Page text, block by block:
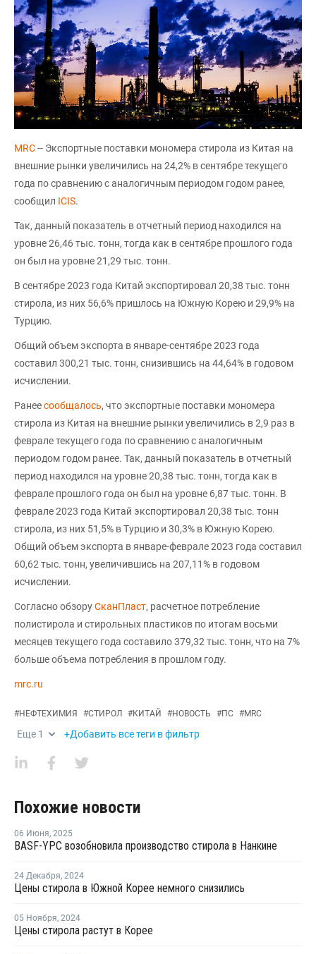
MRC-- Экспортные поставки мономера стирола из Китая на
внешние рынки увеличились на 24,2% в сентябре текущего
года по сравнению с аналогичным периодом годом ранее,
сообщил ICIS.
Так, данный показатель в отчетный период находился на
уровне 26,46 тыс. тонн, тогда как в сентябре прошлого года
он был на уровне 21,29 тыс. тонн.
В сентябре 2023 года Китай экспортировал 20,38 тыс. тонн
стирола, из них 56,6% пришлось на Южную Корею и 29,9% на
Турцию.
Общий объем экспорта в январе-сентябре 2023 года
составил 300,21 тыс. тонн, снизившись на 44,64% в годовом
исчислении.
Ранеесообщалось, что экспортные поставки мономера
стирола из Китая на внешние рынки увеличились в 2,9 раз в
феврале текущего года по сравнению с аналогичным
периодом годом ранее. Так, данный показатель в отчетный
период находился на уровне 20,38 тыс. тонн, тогда как в
феврале прошлого года он был на уровне 6,87 тыс. тонн. В
феврале 2023 года Китай экспортировал 20,38 тыс. тонн
стирола, из них 51,5% в Турцию и 30,3% в Южную Корею.
Общий объем экспорта в январе-феврале 2023 года составил
60,62 тыс. тонн, увеличившись на 207,11% в годовом
исчислении.
Согласно обзоруСканПласт, расчетное потребление
полистирола и стирольных пластиков по итогам восьми
месяцев текущего года составило 379,32 тыс. тонн, что на 7%
больше объема потребления в прошлом году.
mrc.ru
#НЕФТЕХИМИЯ #СТИРОЛ #КИТАЙ #НОВОСТЬ #ПС #MRC
Еще 1 +Добавить все теги в фильтр
Похожие новости
06 Июня, 2025
BASF-YPC возобновила производство стирола в Нанкине
24 Декабря, 2024
Цены стирола в Южной Корее немного снизились
05 Ноября, 2024
Цены стирола растут в Корее